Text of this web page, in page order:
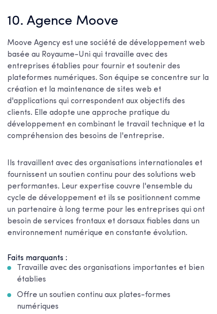
10. Agence Moove
Moove Agency est une société de développement web
basée au Royaume-Uni qui travaille avec des
entreprises établies pour fournir et soutenir des
plateformes numériques. Son équipe se concentre sur la
création et la maintenance de sites web et
d'applications qui correspondent aux objectifs des
clients. Elle adopte une approche pratique du
développement en combinant le travail technique et la
compréhension des besoins de l'entreprise.
Ils travaillent avec des organisations internationales et
fournissent un soutien continu pour des solutions web
performantes. Leur expertise couvre l'ensemble du
cycle de développement et ils se positionnent comme
un partenaire à long terme pour les entreprises qui ont
besoin de services frontaux et dorsaux fiables dans un
environnement numérique en constante évolution.
Faits marquants :
Travaille avec des organisations importantes et bien
établies
Offre un soutien continu aux plates-formes
numériques